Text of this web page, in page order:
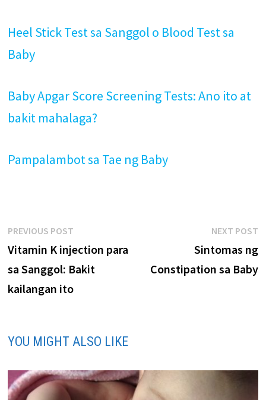
Heel Stick Test sa Sanggol o Blood Test sa
Baby
Baby Apgar Score Screening Tests: Ano ito at
bakit mahalaga?
Pampalambot sa Tae ng Baby
PREVIOUS POST
Vitamin K injection para
sa Sanggol: Bakit
kailangan ito
NEXT POST
Sintomas ng
Constipation sa Baby
YOU MIGHT ALSO LIKE